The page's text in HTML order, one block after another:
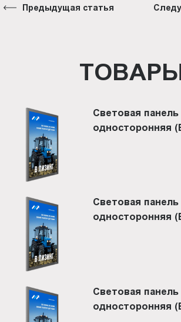
Предыдущая статья
Световая панель
односторонняя
Световая панель
односторонняя
Световая панель
односторонняя